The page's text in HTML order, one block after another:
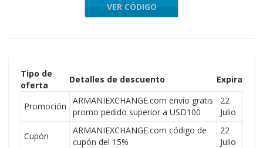
EXTRA15
VER CÓDIGO
Tipo de
oferta
Detalles de descuento Expira
Promoción
ARMANIEXCHANGE.com envío gratis
promo pedido superior a USD100
22
Julio
Cupón
ARMANIEXCHANGE.com código de
cupón del 15%
22
Julio